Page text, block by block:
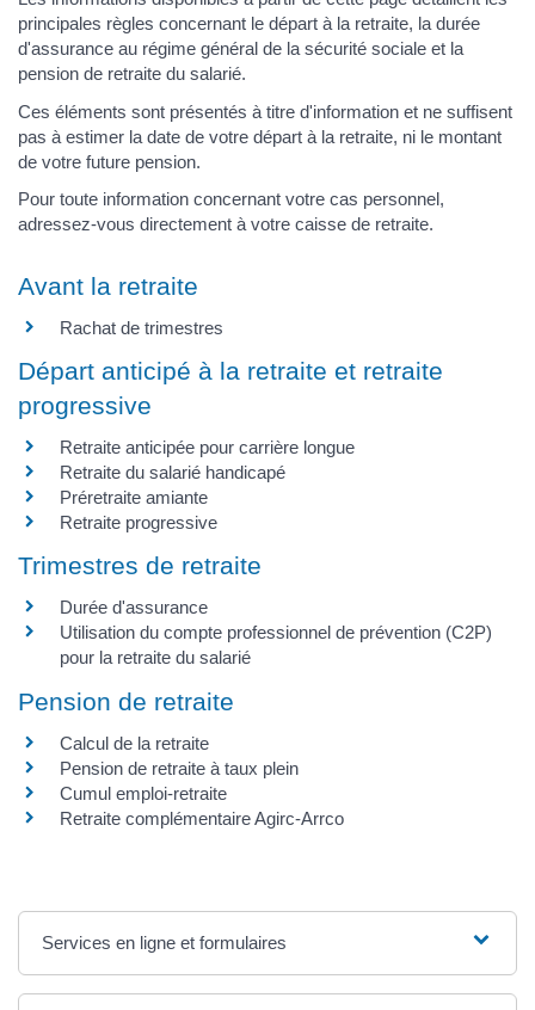
principales règles concernant le départ à la retraite, la durée
d'assurance au régime général de la sécurité sociale et la
pension de retraite du salarié.
Ces éléments sont présentés à titre d'information et ne suffisent
pas à estimer la date de votre départ à la retraite, ni le montant
de votre future pension.
Pour toute information concernant votre cas personnel,
adressez-vous directement à votre caisse de retraite.
Avant la retraite
Rachat de trimestres
Départ anticipé à la retraite et retraite
progressive
Retraite anticipée pour carrière longue
Retraite du salarié handicapé
Préretraite amiante
Retraite progressive
Trimestres de retraite
Durée d'assurance
Utilisation du compte professionnel de prévention (C2P)
pour la retraite du salarié
Pension de retraite
Calcul de la retraite
Pension de retraite à taux plein
Cumul emploi-retraite
Retraite complémentaire Agirc-Arrco
Services en ligne et formulaires